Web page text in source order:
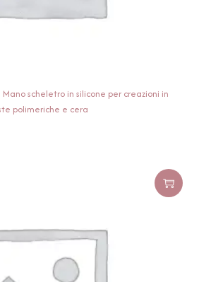
scheletro in silicone per creazioni in
polimeriche e cera